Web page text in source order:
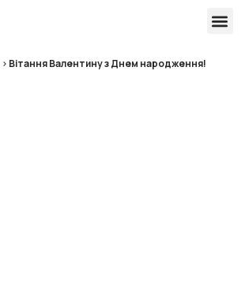
> Вітання Валентину з Днем народження!